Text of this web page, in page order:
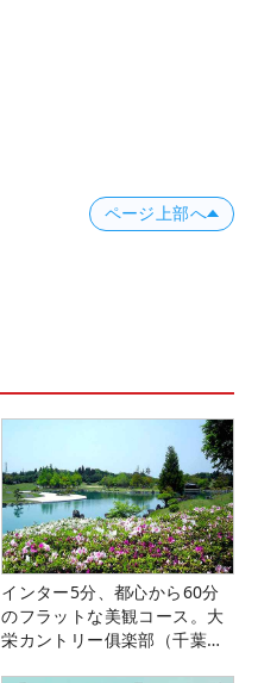
ページ上部へ
インター5分、都心から60分
のフラットな美観コース。大
栄カントリー俱楽部（千葉